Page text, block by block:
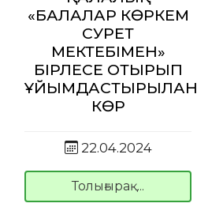
«БАЛАЛАР КӨРКЕМ
СУРЕТ
МЕКТЕБІМЕН»
БІРЛЕСЕ ОТЫРЫП
ҰЙЫМДАСТЫРЫЛҒАН
КӨР
22.04.2024
Толығырақ...